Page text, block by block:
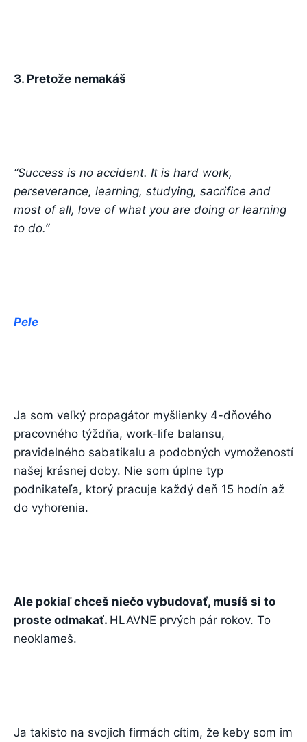
3. Pretože nemakáš
“Success is no accident. It is hard work,
perseverance, learning, studying, sacrifice and
most of all, love of what you are doing or learning
to do.”
Pele
Ja som veľký propagátor myšlienky 4-dňového
pracovného týždňa, work-life balansu,
pravidelného sabatikalu a podobných vymožeností
našej krásnej doby. Nie som úplne typ
podnikateľa, ktorý pracuje každý deň 15 hodín až
do vyhorenia.
Ale pokiaľ chceš niečo vybudovať, musíš si to
proste odmakať. HLAVNE prvých pár rokov. To
neoklameš.
Ja takisto na svojich firmách cítim, že keby som im